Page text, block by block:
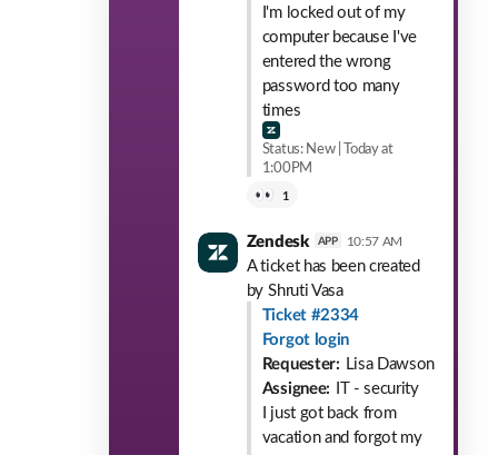
I'm locked out of my
computer because I've
entered the wrong
password too many
times
Status: New | Today at
1:00PM
1
Zendesk APP 10:57 AM
A ticket has been created
by Shruti Vasa
Ticket #2334
Forgot login
Requester: Lisa Dawson
Assignee: IT - security
I just got back from
vacation and forgot my